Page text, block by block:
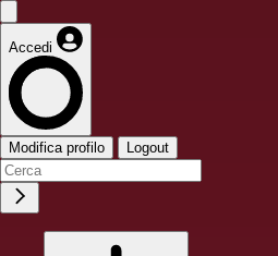
Accedi
Modifica profilo Logout